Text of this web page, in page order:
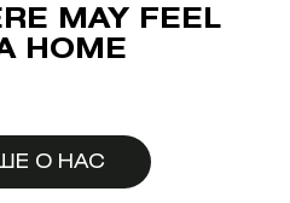
MAY FEEL
HOME
О НАС